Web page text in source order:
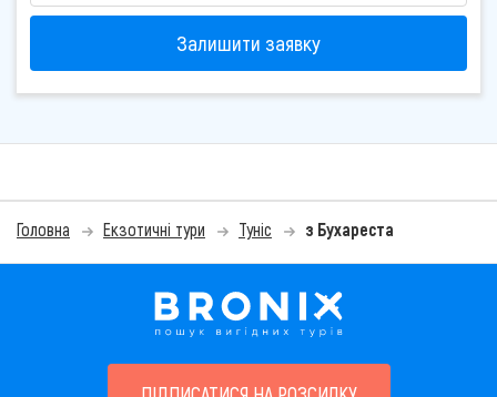
Залишити заявку
Головна Екзотичні тури Туніс з Бухареста